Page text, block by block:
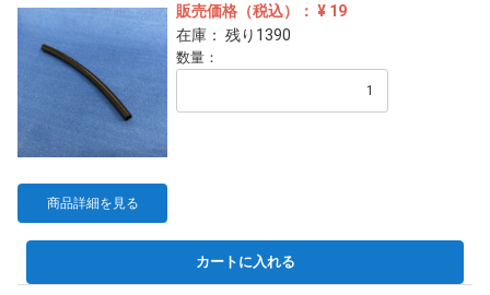
商品詳細を見る
販売価格（税込）： ¥ 19
在庫： 残り1390
数量：
カートに入れる